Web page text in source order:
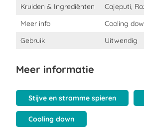
Buiten bereik van kinderen houden.
Uitsluitend voor uitwendig gebruik.
Niet aanbrengen op een
Kruiden & Ingrediënten
Cajeputi,
Meer info
Cooling
Gebruik
Uitwendig
Meer informatie
Stijve en stramme spieren
Cooling down